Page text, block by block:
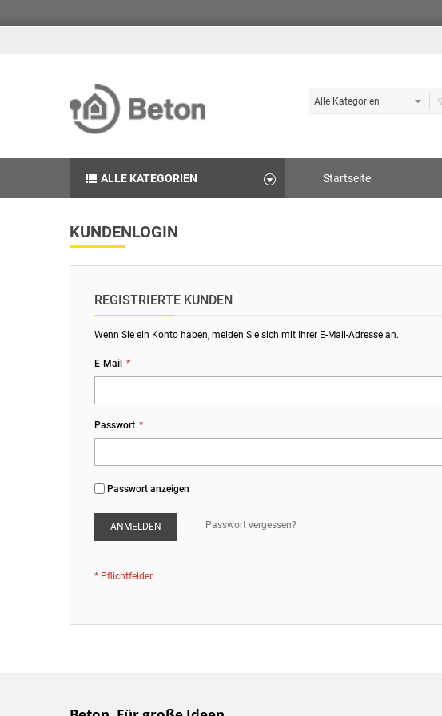
Betonshops
ALLE KATEGORIEN Startseite
KUNDENLOGIN
REGISTRIERTE KUNDEN
Wenn Sie ein Konto haben, melden Sie sich mit Ihrer E-Mail-Adresse an.
E-Mail
Passwort
Passwort anzeigen
ANMELDEN Passwort vergessen?